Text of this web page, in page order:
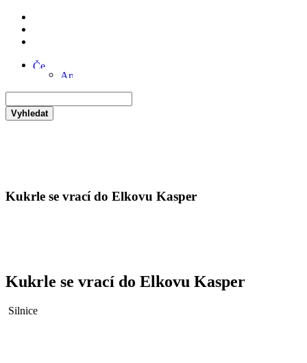
Vyhledat
Kukrle se vrací do Elkovu Kasper
Kukrle se vrací do Elkovu Kasper
Silnice